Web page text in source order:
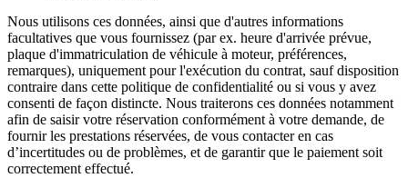
Nous utilisons ces données, ainsi que d'autres informations
facultatives que vous fournissez (par ex. heure d'arrivée prévue,
plaque d'immatriculation de véhicule à moteur, préférences,
remarques), uniquement pour l'exécution du contrat, sauf disposition
contraire dans cette politique de confidentialité ou si vous y avez
consenti de façon distincte. Nous traiterons ces données notamment
afin de saisir votre réservation conformément à votre demande, de
fournir les prestations réservées, de vous contacter en cas
d’incertitudes ou de problèmes, et de garantir que le paiement soit
correctement effectué.